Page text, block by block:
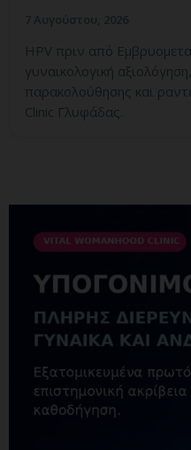
HPV πριν από
γυναικολογική
παρακολούθησης και
Clinic Γλυφάδας.